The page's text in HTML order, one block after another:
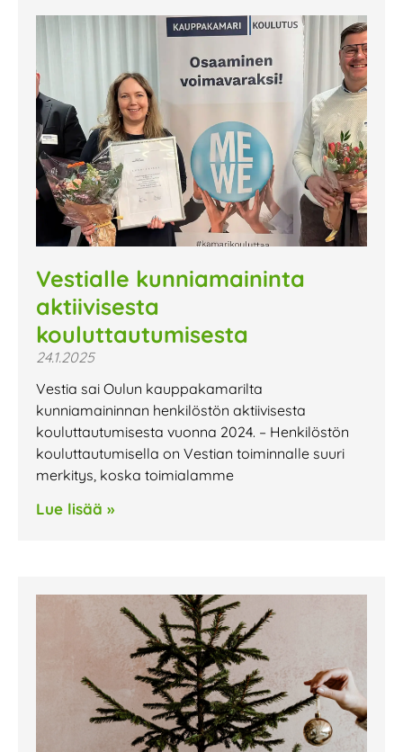
Vestialle kunniamaininta
aktiivisesta
kouluttautumisesta
24.1.2025
Vestia sai Oulun kauppakamarilta
kunniamaininnan henkilöstön aktiivisesta
kouluttautumisesta vuonna 2024. – Henkilöstön
kouluttautumisella on Vestian toiminnalle suuri
merkitys, koska toimialamme
Lue lisää »